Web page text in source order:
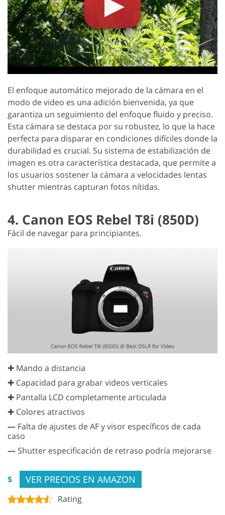
El enfoque automático mejorado de la cámara en el
modo de video es una adición bienvenida, ya que
garantiza un seguimiento del enfoque fluido y preciso.
Esta cámara se destaca por su robustez, lo que la hace
perfecta para disparar en condiciones difíciles donde la
durabilidad es crucial. Su sistema de estabilización de
imagen es otra característica destacada, que permite a
los usuarios sostener la cámara a velocidades lentas
shutter mientras capturan fotos nítidas.
4. Canon EOS Rebel T8i (850D)
Fácil de navegar para principiantes.
✚ Mando a distancia
✚ Capacidad para grabar videos verticales
✚ Pantalla LCD completamente articulada
✚ Colores atractivos
— Falta de ajustes de AF y visor específicos de cada
caso
— Shutter especificación de retraso podría mejorarse
$ VER PRECIOS EN AMAZON
Rating